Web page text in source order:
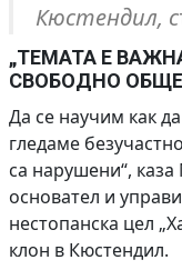
Кюстендил,
„ТЕМАТА Е
СВОБОДНО
Да се научим как
гледаме
са нарушени“,
основател и
нестопанска цел
клон в Кюстендил.